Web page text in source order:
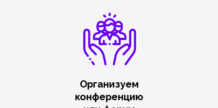
Организуем
конференцию